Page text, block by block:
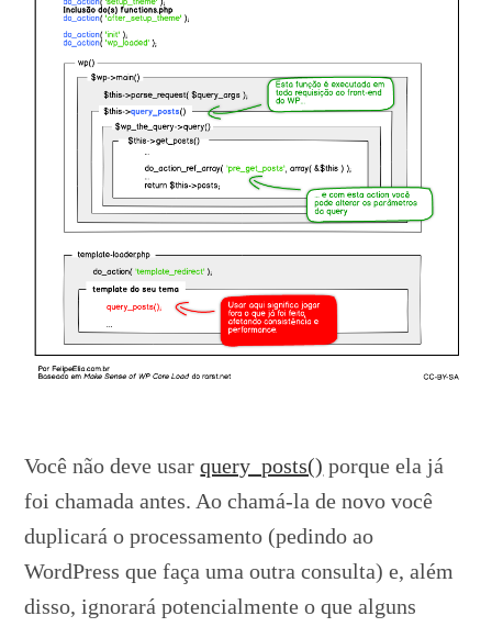
Você não deve usarquery_posts() porque ela já
foi chamada antes. Ao chamá-la de novo você
duplicará o processamento (pedindo ao
WordPress que faça uma outra consulta) e, além
disso, ignorará potencialmente o que alguns